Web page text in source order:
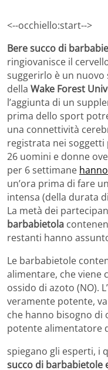
<--occhiello:start-->
Bere succo di
ringiovanisce il
suggerirlo è un
della Wake Forest
l’aggiunta di un
prima dello sport
una connettività
registrata nei soggetti
26 uomini e donne
per 6 settimane
un’ora prima di fare
intensa (della durata
La metà dei
barbabietola
restanti hanno
Le barbabietole
alimentare, che
ossido di azoto (NO).
veramente potente,
che hanno bisogno di
potente alimentatore
spiegano gli esperti, i
succo di barbabietole